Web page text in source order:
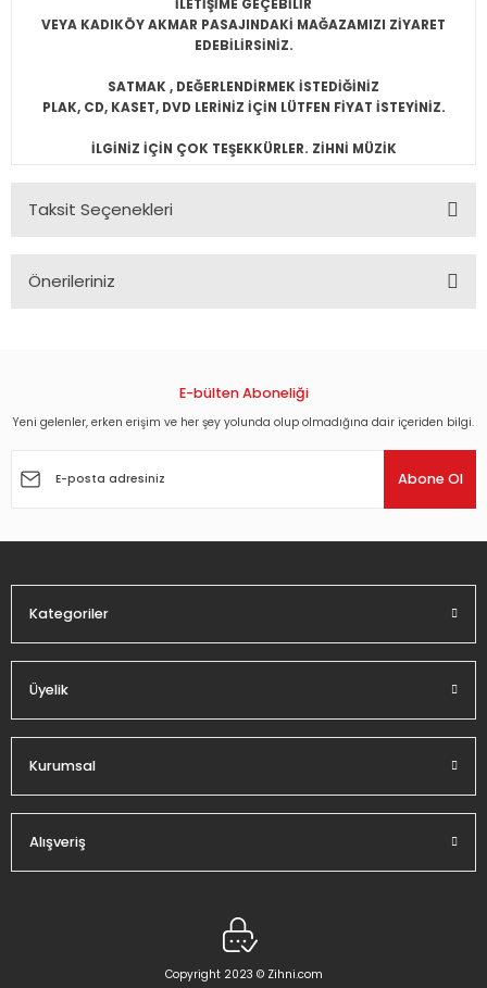
İLETİŞİME GEÇEBİLİR
VEYA KADIKÖY AKMAR PASAJINDAKİ MAĞAZAMIZI ZİYARET
EDEBİLİRSİNİZ.
SATMAK , DEĞERLENDİRMEK İSTEDİĞİNİZ
PLAK, CD, KASET, DVD LERİNİZ İÇİN LÜTFEN FİYAT İSTEYİNİZ.
İLGİNİZ İÇİN ÇOK TEŞEKKÜRLER. ZİHNİ MÜZİK
Taksit Seçenekleri
Önerileriniz
Görüş ve önerileriniz için teşekkür ederiz.
Ürün açıklamasında eksik bilgiler bulunuyor.
E-bülten Aboneliği
Yeni gelenler, erken erişim ve her şey yolunda olup olmadığına dair içeriden bilgi.
Abone Ol
Kategoriler
Üyelik
Kurumsal
Alışveriş
Copyright 2023 © Zihni.com